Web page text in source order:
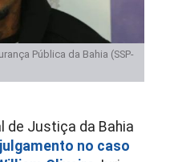
Pública da Bahia (SSP-
de Justiça da Bahia
no caso